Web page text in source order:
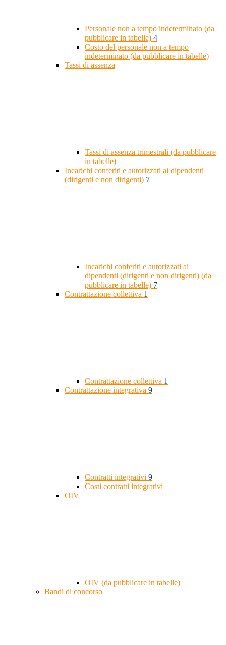
Personale non a tempo indeterminato (da
pubblicare in tabelle) 4
Costo del personale non a tempo
indeterminato (da pubblicare in tabelle)
Tassi di assenza
Tassi di assenza trimestrali (da pubblicare
in tabelle)
Incarichi conferiti e autorizzati ai dipendenti
(dirigenti e non dirigenti) 7
Incarichi conferiti e autorizzati ai
dipendenti (dirigenti e non dirigenti) (da
pubblicare in tabelle) 7
Contrattazione collettiva 1
Contrattazione collettiva 1
Contrattazione integrativa 9
Contratti integrativi 9
Costi contratti integrativi
OIV
OIV (da pubblicare in tabelle)
Bandi di concorso